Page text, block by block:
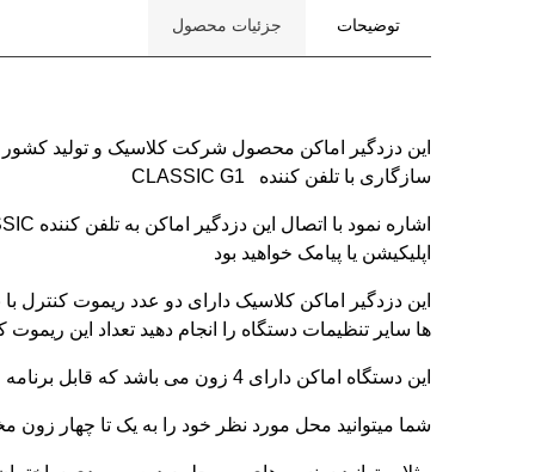
توضیحات جزئیات محصول
این دزدگیر اماکن محصول شرکت کلاسیک و تولید کشور
سازگاری با تلفن کننده CLASSIC G1
اپلیکیشن یا پیامک خواهید بود
این دزدگیر اماکن کلاسیک دارای دو عدد ریموت کنترل
ها سایر تنظیمات دستگاه را انجام دهید تعداد این ریموت
این دستگاه اماکن دارای 4 زون می باشد که قابل برنامه ریزی در حالت های زون 24 ساعته فعال زون پارت یا نیمه فعال حالت دینگ دانگ و .... می باشند
شما میتوانید محل مورد نظر خود را به یک تا چهار زون